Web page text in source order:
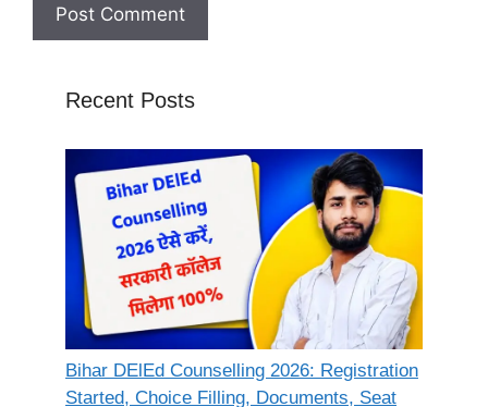
Recent Posts
Bihar DElEd Counselling 2026: Registration
Started, Choice Filling, Documents, Seat